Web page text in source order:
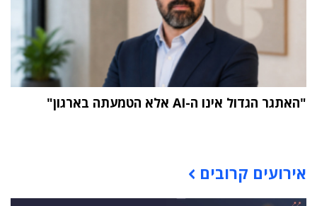
"האתגר הגדול אינו ה-AI אלא הטמעתה בארגון"
אירועים קרובים